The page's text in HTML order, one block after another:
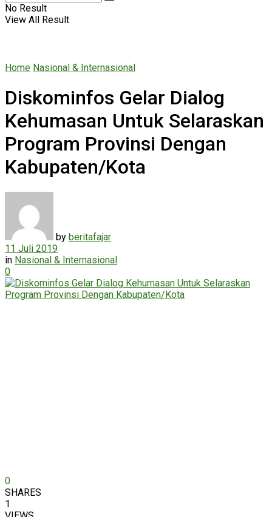
No Result
View All Result
Home Nasional & Internasional
Diskominfos Gelar Dialog
Kehumasan Untuk Selaraskan
Program Provinsi Dengan
Kabupaten/Kota
by beritafajar
11 Juli 2019
in Nasional & Internasional
0
0
SHARES
1